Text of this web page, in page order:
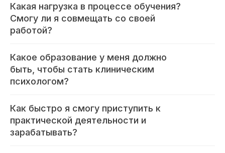
Какая нагрузка в процессе обучения?
Смогу ли я совмещать со своей
работой?
Какое образование у меня должно
быть, чтобы стать клиническим
психологом?
Как быстро я смогу приступить к
практической деятельности и
зарабатывать?
Оферта
kursmedik@yandex.ru
Профессиональная подготовка
Повышение квалификации
Для фармацевтов
Для биологов
С высшим образованием